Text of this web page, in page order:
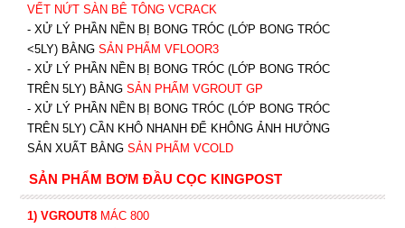
VẾT NỨT SÀN BÊ TÔNG VCRACK
- XỬ LÝ PHẦN NỀN BỊ BONG TRÓC (LỚP BONG TRÓC
<5LY) BẰNG SẢN PHẨM VFLOOR3
- XỬ LÝ PHẦN NỀN BỊ BONG TRÓC (LỚP BONG TRÓC
TRÊN 5LY) BẰNG SẢN PHẨM VGROUT GP
- XỬ LÝ PHẦN NỀN BỊ BONG TRÓC (LỚP BONG TRÓC
TRÊN 5LY) CẦN KHÔ NHANH ĐỂ KHÔNG ẢNH HƯỞNG
SẢN XUẤT BẰNG SẢN PHẨM VCOLD
SẢN PHẨM BƠM ĐẦU CỌC KINGPOST
1) VGROUT8 MÁC 800